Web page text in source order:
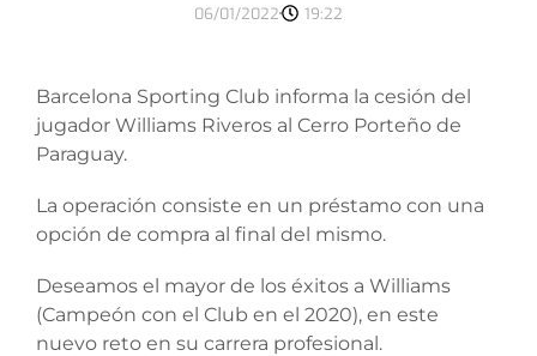
06/01/2022 19:22
Barcelona Sporting Club informa la cesión del
jugador Williams Riveros al Cerro Porteño de
Paraguay.
La operación consiste en un préstamo con una
opción de compra al final del mismo.
Deseamos el mayor de los éxitos a Williams
(Campeón con el Club en el 2020), en este
nuevo reto en su carrera profesional.